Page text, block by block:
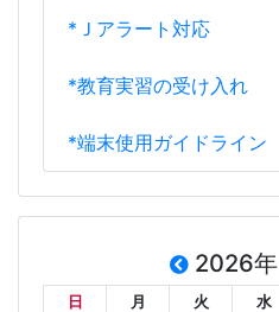
*Ｊアラート対応
*教育実習の受け入れ
*端末使用ガイドライン
2026年
日 月 火 水